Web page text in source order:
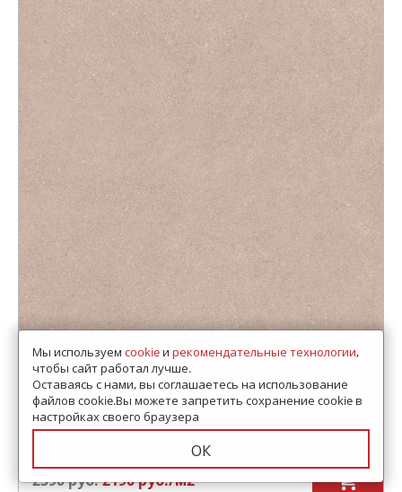
Керамогранит Estima LN01 Luna Beige
Неполированный Рект. 60x60x9
Артикул:LN01/NS_R9/60x60x9R/GW
Код товара:SD-292438-99
В коробке:4 шт, 1.44 м2
Размер:600x600 мм
2590руб.2190руб./м2
Мы используем cookieи рекомендательные технологии,
чтобы сайт работал лучше.
Оставаясь с нами, вы соглашаетесь на использование
файлов cookie.Вы можете запретить сохранение cookie в
настройках своего браузера
ОК